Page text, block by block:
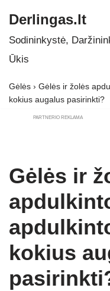
Skip
to
Derlingas.lt
Sodininkystė,
Ūkis
Gėlės › Gėlės ir žolės
kokius augalus pasirinkti?
PARTNERIO REKLAMA
Gėlės ir
kokius